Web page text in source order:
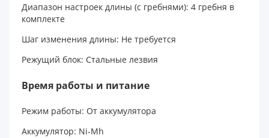
Диапазон настроек длины (с гребнями): 4 гребня в
комплекте
Шаг изменения длины: Не требуется
Режущий блок: Стальные лезвия
Время работы и питание
Режим работы: От аккумулятора
Аккумулятор: Ni-Mh